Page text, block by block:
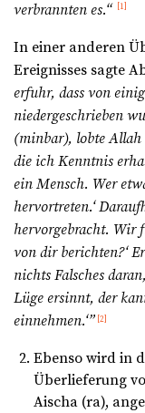
verbrannten es.“
[1]
In einer anderen
Ereignisses sagte
erfuhr, dass von
niedergeschrieben
(minbar), lobte Allah
die ich Kenntnis
ein Mensch. Wer
hervortreten.‘
hervorgebracht. Wir
von dir berichten?‘
nichts Falsches
Lüge ersinnt, der
einnehmen.‘” [2]
Ebenso wird in
Überlieferung
Aischa (ra),